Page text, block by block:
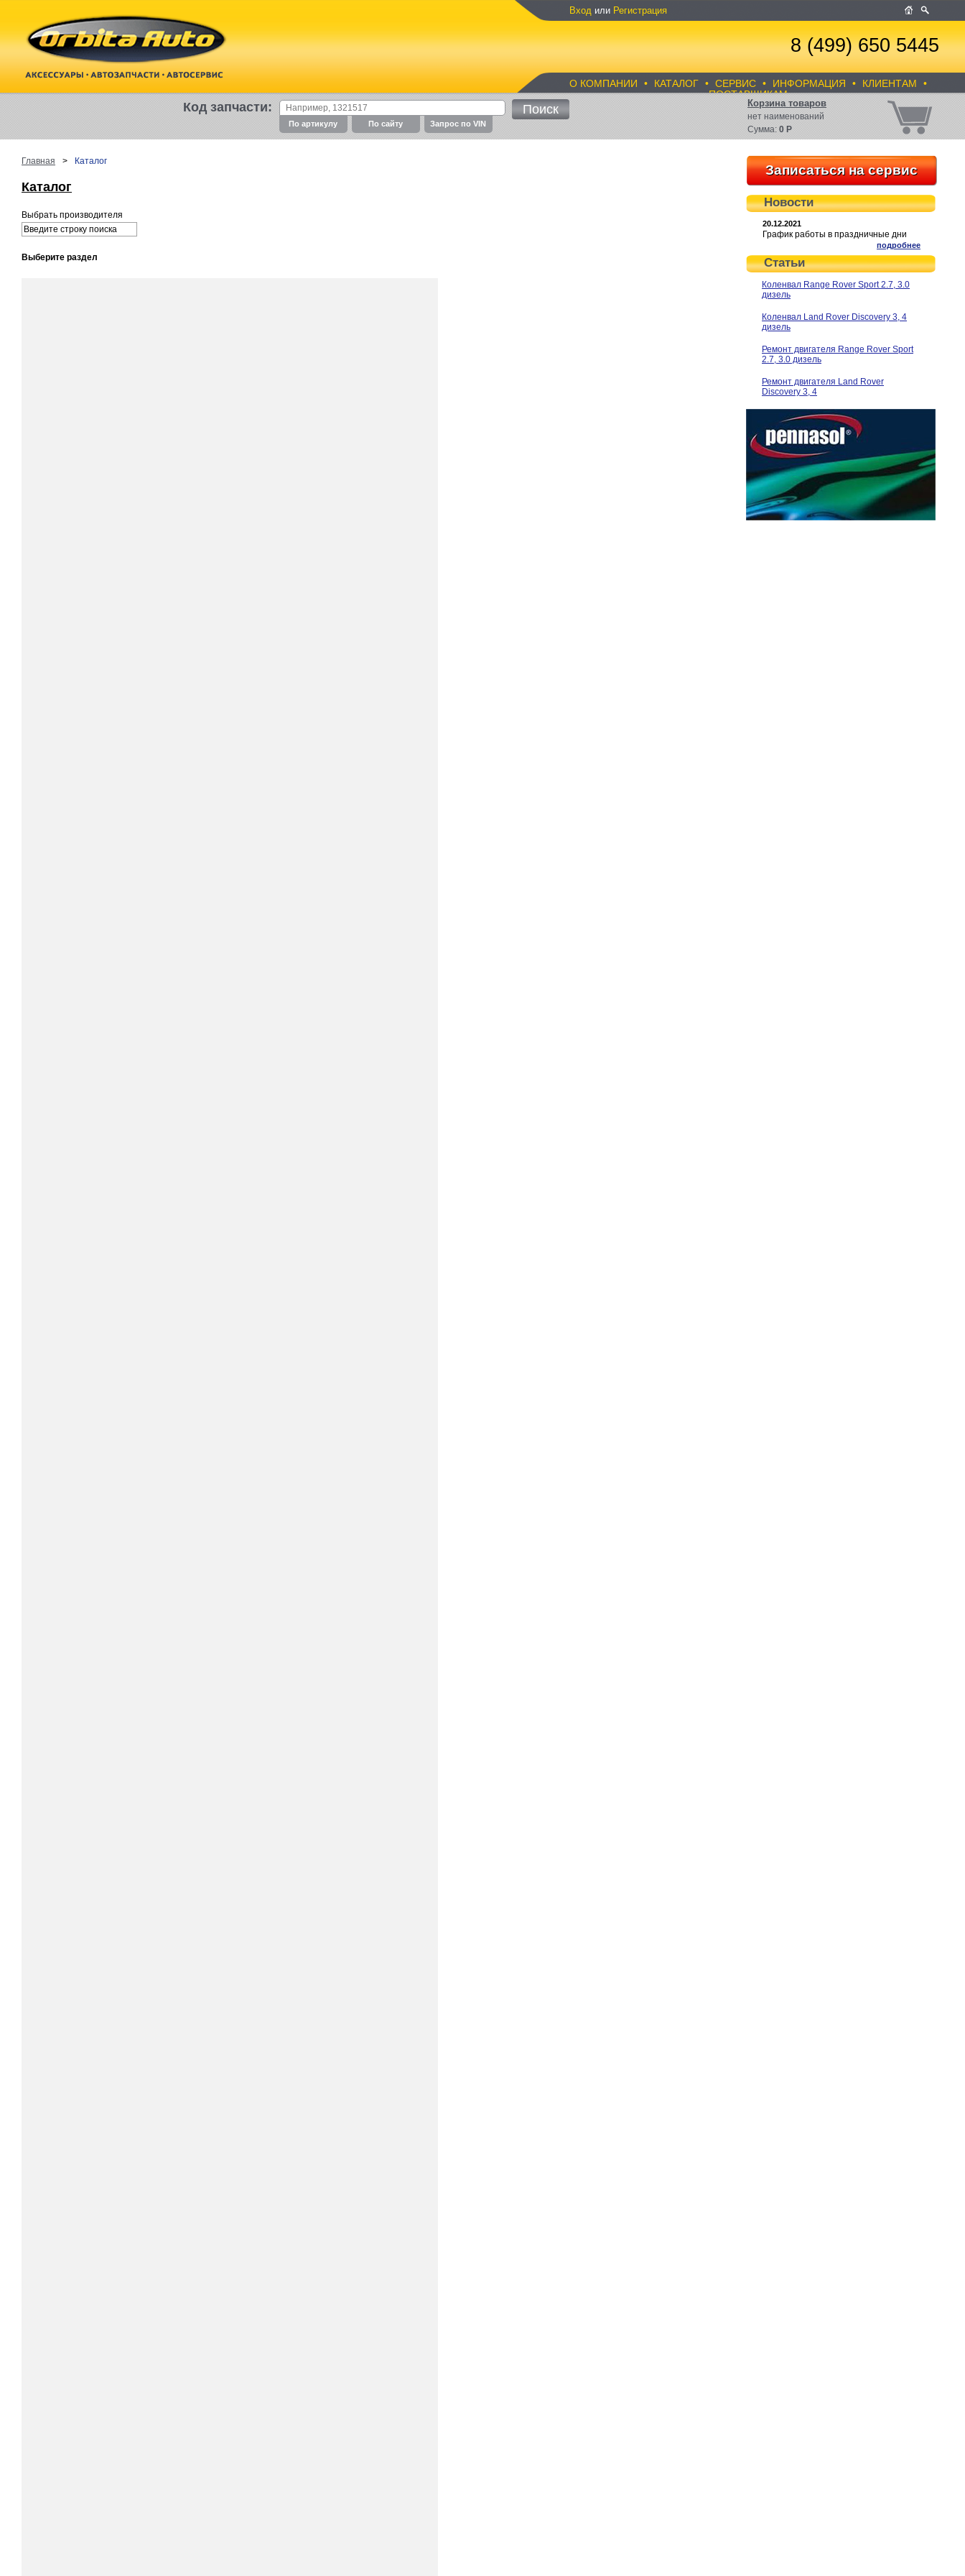
Вход или Регистрация
8 (499) 650 5445
О КОМПАНИИ • КАТАЛОГ • СЕРВИС • ИНФОРМАЦИЯ • КЛИЕНТАМ
•
ПОСТАВЩИКАМ
Корзина товаров
нет наименований
Сумма: 0 Р
Код запчасти:
По артикулу По cайту Запрос по VIN
Главная > Каталог
Каталог
Выбрать производителя
Выберите раздел
Записаться на сервис
Новости
20.12.2021
График работы в праздничные дни
подробнее
Статьи
Коленвал Range Rover Sport 2.7, 3.0
дизель
Коленвал Land Rover Discovery 3, 4
дизель
Ремонт двигателя Range Rover Sport
2.7, 3.0 дизель
Ремонт двигателя Land Rover
Discovery 3, 4